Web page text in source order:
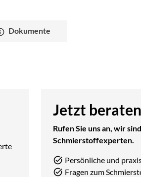
Dokumente
Jetzt
Rufen Sie uns an, wir
Schmierstoffexperten.
Persönliche und
Fragen zum